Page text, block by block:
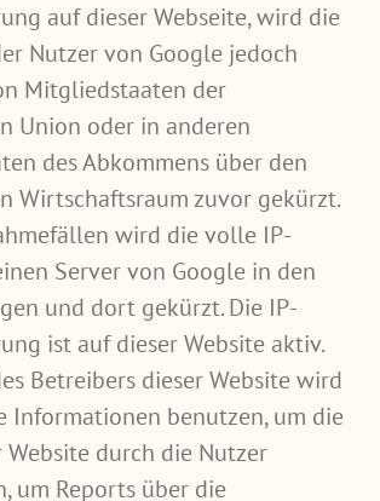
auf dieser Webseite, wird die
Nutzer von Google jedoch
Mitgliedstaaten der
Union oder in anderen
des Abkommens über den
Wirtschaftsraum zuvor gekürzt.
wird die volle IP-
Server von Google in den
und dort gekürzt. Die IP-
ist auf dieser Website aktiv.
Betreibers dieser Website wird
Informationen benutzen, um die
durch die Nutzer
um Reports über die